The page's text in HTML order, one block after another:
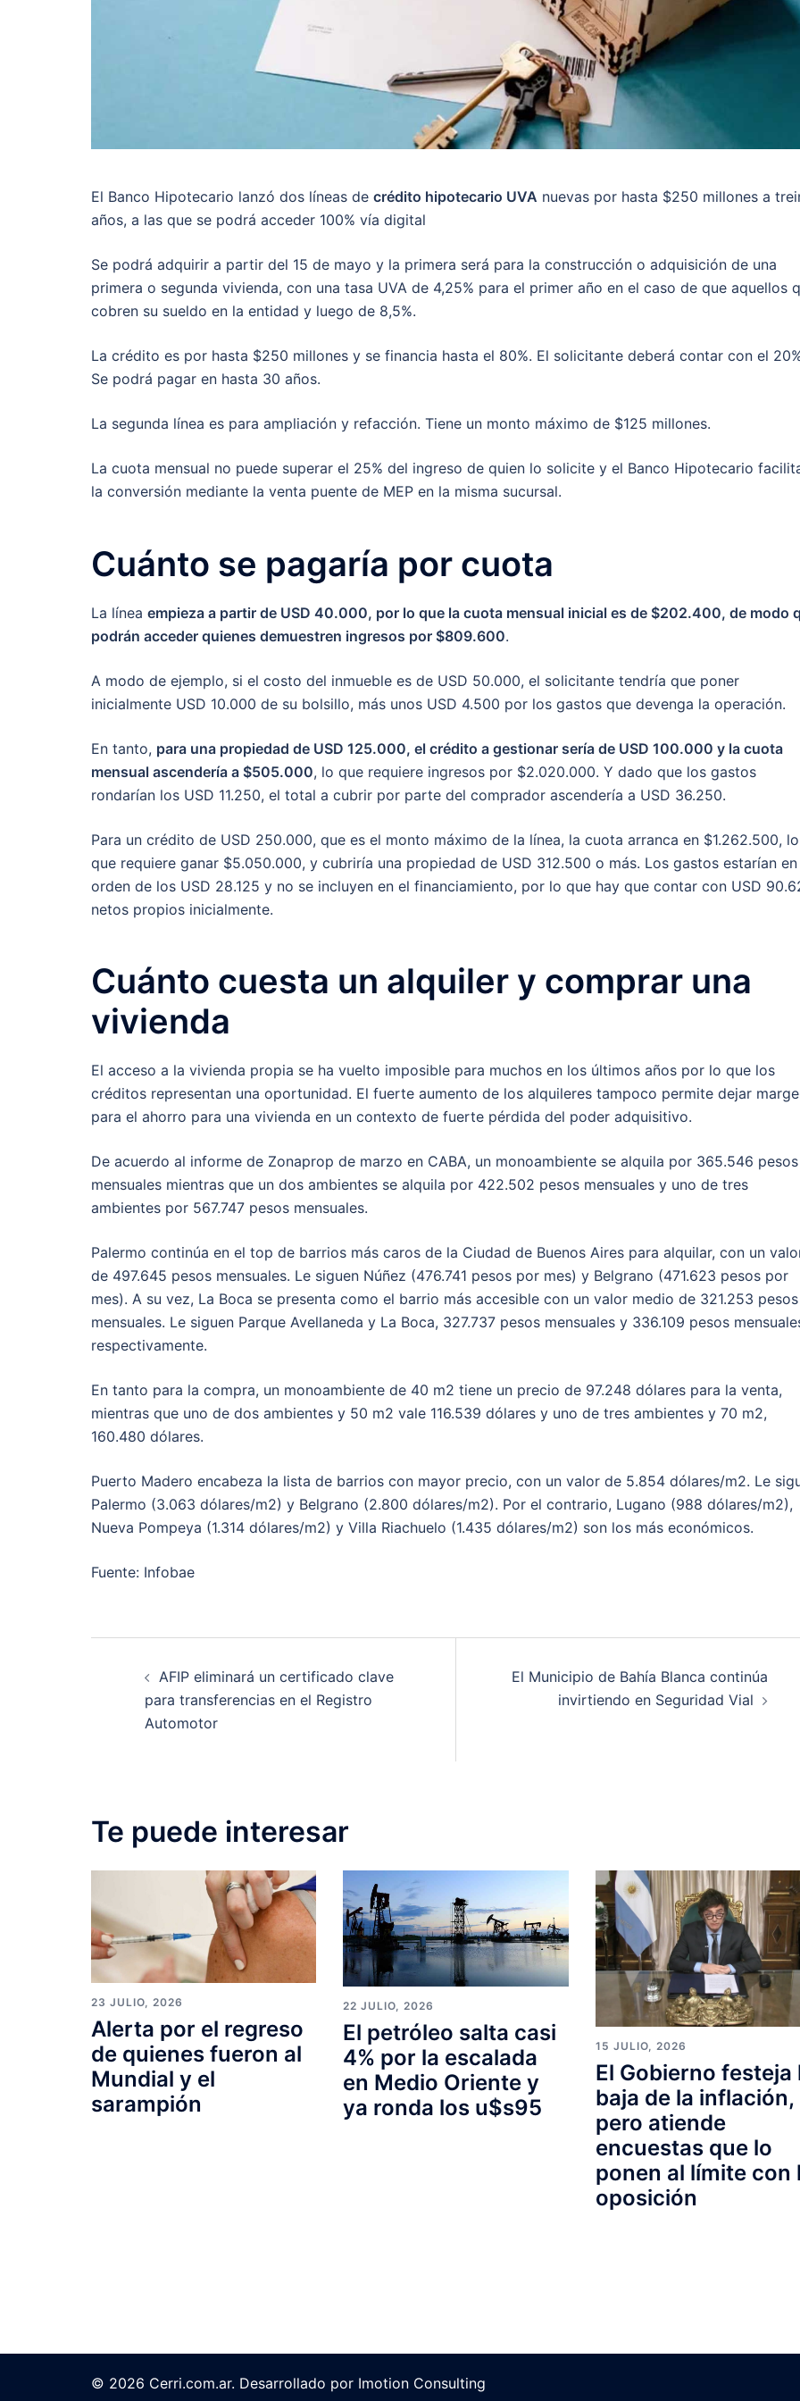
El Banco Hipotecario lanzó dos líneas de crédito hipotecario UVA nuevas por hasta $250 millones a
años, a las que se podrá acceder 100% vía digital
Se podrá adquirir a partir del 15 de mayo y la primera será para la construcción o adquisición de una
primera o segunda vivienda, con una tasa UVA de 4,25% para el primer año en el caso de que aquellos
cobren su sueldo en la entidad y luego de 8,5%.
La crédito es por hasta $250 millones y se financia hasta el 80%. El solicitante deberá contar con el
Se podrá pagar en hasta 30 años.
La segunda línea es para ampliación y refacción. Tiene un monto máximo de $125 millones.
La cuota mensual no puede superar el 25% del ingreso de quien lo solicite y el Banco Hipotecario
la conversión mediante la venta puente de MEP en la misma sucursal.
Cuánto se pagaría por cuota
La línea empieza a partir de USD 40.000, por lo que la cuota mensual inicial es de $202.400, de modo
podrán acceder quienes demuestren ingresos por $809.600.
A modo de ejemplo, si el costo del inmueble es de USD 50.000, el solicitante tendría que poner
inicialmente USD 10.000 de su bolsillo, más unos USD 4.500 por los gastos que devenga la operación.
En tanto, para una propiedad de USD 125.000, el crédito a gestionar sería de USD 100.000 y la cuota
mensual ascendería a $505.000, lo que requiere ingresos por $2.020.000. Y dado que los gastos
rondarían los USD 11.250, el total a cubrir por parte del comprador ascendería a USD 36.250.
Para un crédito de USD 250.000, que es el monto máximo de la línea, la cuota arranca en $1.262.500, lo
que requiere ganar $5.050.000, y cubriría una propiedad de USD 312.500 o más. Los gastos estarían en
orden de los USD 28.125 y no se incluyen en el financiamiento, por lo que hay que contar con USD
netos propios inicialmente.
Cuánto cuesta un alquiler y comprar una
vivienda
El acceso a la vivienda propia se ha vuelto imposible para muchos en los últimos años por lo que los
créditos representan una oportunidad. El fuerte aumento de los alquileres tampoco permite dejar
para el ahorro para una vivienda en un contexto de fuerte pérdida del poder adquisitivo.
De acuerdo al informe de Zonaprop de marzo en CABA, un monoambiente se alquila por 365.546 pesos
mensuales mientras que un dos ambientes se alquila por 422.502 pesos mensuales y uno de tres
ambientes por 567.747 pesos mensuales.
Palermo continúa en el top de barrios más caros de la Ciudad de Buenos Aires para alquilar, con un
de 497.645 pesos mensuales. Le siguen Núñez (476.741 pesos por mes) y Belgrano (471.623 pesos por
mes). A su vez, La Boca se presenta como el barrio más accesible con un valor medio de 321.253 pesos
mensuales. Le siguen Parque Avellaneda y La Boca, 327.737 pesos mensuales y 336.109 pesos
respectivamente.
En tanto para la compra, un monoambiente de 40 m2 tiene un precio de 97.248 dólares para la venta,
mientras que uno de dos ambientes y 50 m2 vale 116.539 dólares y uno de tres ambientes y 70 m2,
160.480 dólares.
Puerto Madero encabeza la lista de barrios con mayor precio, con un valor de 5.854 dólares/m2. Le
Palermo (3.063 dólares/m2) y Belgrano (2.800 dólares/m2). Por el contrario, Lugano (988 dólares/m2),
Nueva Pompeya (1.314 dólares/m2) y Villa Riachuelo (1.435 dólares/m2) son los más económicos.
Fuente: Infobae
navigation
AFIP eliminará un certificado clave
para transferencias en el Registro
Automotor
El Municipio de Bahía Blanca continúa
invirtiendo en Seguridad Vial
Te puede interesar
23 JULIO, 2026
Alerta por el regreso
de quienes fueron al
Mundial y el
sarampión
22 JULIO, 2026
El petróleo salta casi
4% por la escalada
en Medio Oriente y
ya ronda los u$s95
15 JULIO, 2026
El Gobierno festeja
baja de la inflación,
pero atiende
encuestas que lo
ponen al límite con
oposición
© 2026 Cerri.com.ar. Desarrollado por Imotion Consulting